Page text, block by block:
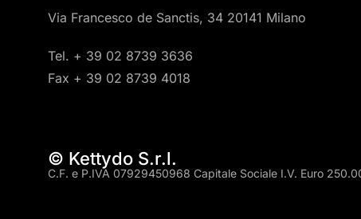
Via Francesco de Sanctis, 34 20141 Milano
Tel. + 39 02 8739 3636
Fax + 39 02 8739 4018
© Kettydo S.r.l.
C.F. e P.IVA 07929450968 Capitale Sociale I.V. Euro